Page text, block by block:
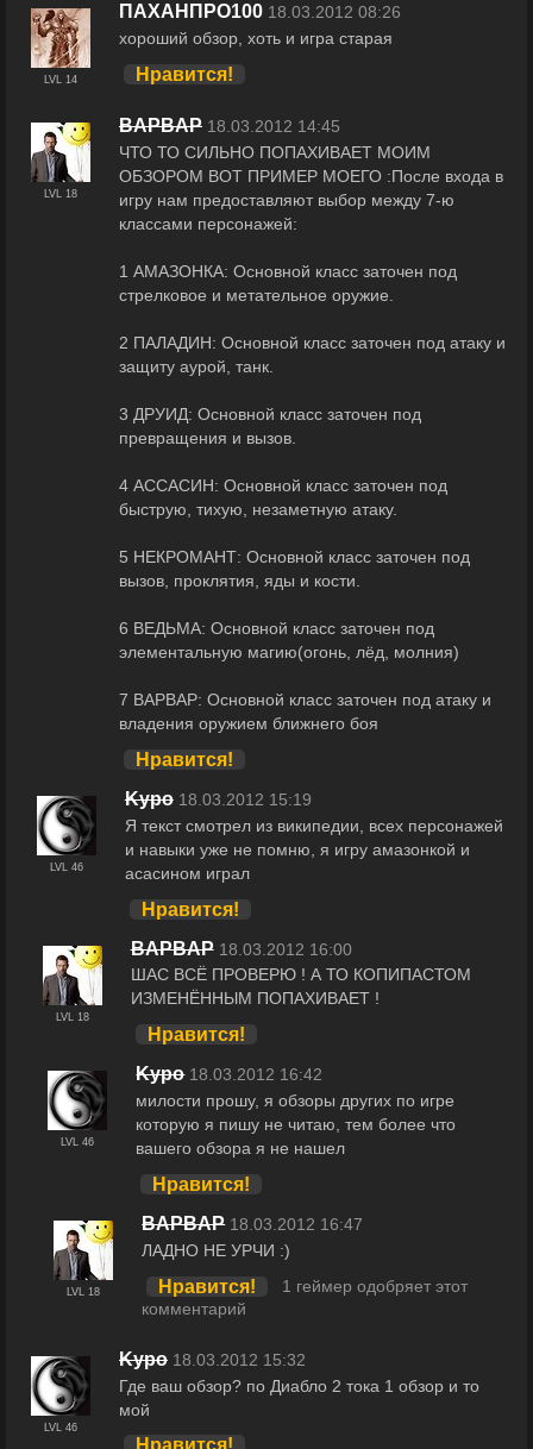
LVL 14
ПАХАНПРО100 18.03.2012 08:26
хороший обзор, хоть и игра старая
Нравится!
LVL 18
BAPBAP 18.03.2012 14:45
ЧТО ТО СИЛЬНО ПОПАХИВАЕТ МОИМ
ОБЗОРОМ ВОТ ПРИМЕР МОЕГО :После входа в
игру нам предоставляют выбор между 7-ю
классами персонажей:
1 АМАЗОНКА: Основной класс заточен под
стрелковое и метательное оружие.
2 ПАЛАДИН: Основной класс заточен под атаку и
защиту аурой, танк.
3 ДРУИД: Основной класс заточен под
превращения и вызов.
4 АССАСИН: Основной класс заточен под
быструю, тихую, незаметную атаку.
5 НЕКРОМАНТ: Основной класс заточен под
вызов, проклятия, яды и кости.
6 ВЕДЬМА: Основной класс заточен под
элементальную магию(огонь, лёд, молния)
7 ВАРВАР: Основной класс заточен под атаку и
владения оружием ближнего боя
Нравится!
LVL 46
Kypo 18.03.2012 15:19
Я текст смотрел из википедии, всех персонажей
и навыки уже не помню, я игру амазонкой и
асасином играл
Нравится!
LVL 18
BAPBAP 18.03.2012 16:00
ШАС ВСЁ ПРОВЕРЮ ! А ТО КОПИПАСТОМ
ИЗМЕНЁННЫМ ПОПАХИВАЕТ !
Нравится!
LVL 46
Kypo 18.03.2012 16:42
милости прошу, я обзоры других по игре
которую я пишу не читаю, тем более что
вашего обзора я не нашел
Нравится!
LVL 18
BAPBAP 18.03.2012 16:47
ЛАДНО НЕ УРЧИ :)
Нравится!
1 геймер одобряет этот
комментарий
LVL 46
Kypo 18.03.2012 15:32
Где ваш обзор? по Диабло 2 тока 1 обзор и то
мой